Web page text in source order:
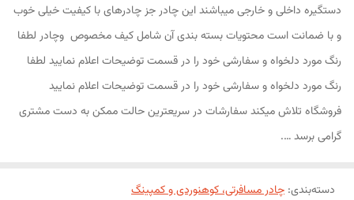
دستگیره داخلی و خارجی میباشند این چادر جز چادرهای با کیفیت خیلی خوب
و با ضمانت است محتویات بسته بندی آن شامل کیف مخصوص وچادر لطفا
رنگ مورد دلخواه و سفارشی خود را در قسمت توضیحات اعلام نمایید لطفا
رنگ مورد دلخواه و سفارشی خود را در قسمت توضیحات اعلام نمایید
فروشگاه تلاش میکند سفارشات در سریعترین حالت ممکن به دست مشتری
گرامی برسد ….
دسته‌بندی: چادر مسافرتی، کوهنوردی و کمپینگ